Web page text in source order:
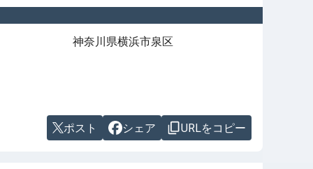
神奈川県横浜市泉区
ポスト シェア URLをコピー